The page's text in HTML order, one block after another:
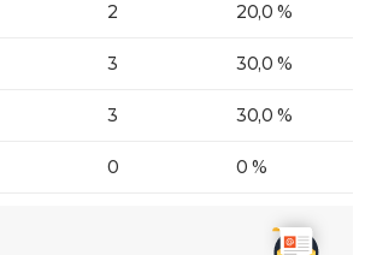
2 20,0 %
3 30,0 %
3 30,0 %
0 0 %